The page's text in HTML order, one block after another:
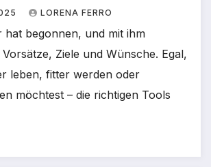
LORENA FERRO
hat begonnen, und mit ihm
Ziele und Wünsche. Egal,
leben, fitter werden oder
möchtest – die richtigen Tools